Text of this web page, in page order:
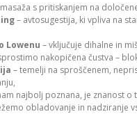
s pritiskanjem na
– avtosugestija, ki vpliva na
Lowenu – vključuje dihalne in
nakopičena čustva –
– temelji na sproščenem,
najbolj poznana, je znanost o
obladovanje in nadziranje